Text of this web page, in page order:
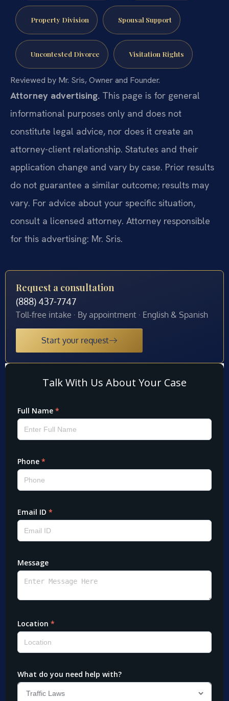
Property Division Spousal Support
Uncontested Divorce Visitation Rights
Reviewed by Mr. Sris, Owner and Founder.
Attorney advertising. This page is for general
informational purposes only and does not
constitute legal advice, nor does it create an
attorney-client relationship. Statutes and their
application change and vary by case. Prior results
do not guarantee a similar outcome; results may
vary. For advice about your specific situation,
consult a licensed attorney. Attorney responsible
for this advertising: Mr. Sris.
Request a consultation
(888) 437-7747
Toll-free intake · By appointment · English & Spanish
Start your request